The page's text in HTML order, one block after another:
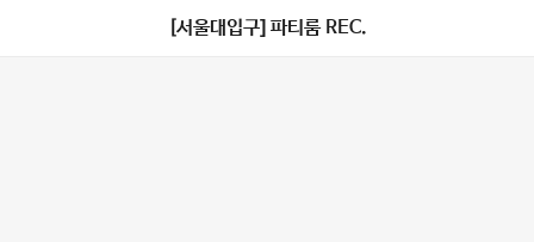
[서울대입구] 파티룸 REC.